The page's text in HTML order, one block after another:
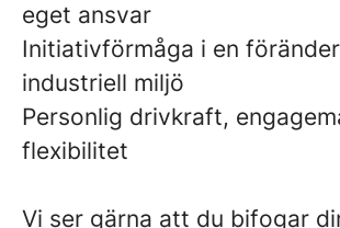
eget ansvar
Initiativförmåga i en
industriell miljö
Personlig drivkraft,
flexibilitet
Vi ser gärna att du bifogar